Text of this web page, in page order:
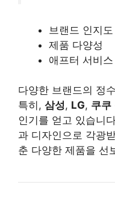
브랜드 인지도
제품 다양성
애프터 서비스
다양한 브랜드의 정
특히, 삼성, LG, 쿠쿠
인기를 얻고 있습니
과 디자인으로 각광
춘 다양한 제품을 선